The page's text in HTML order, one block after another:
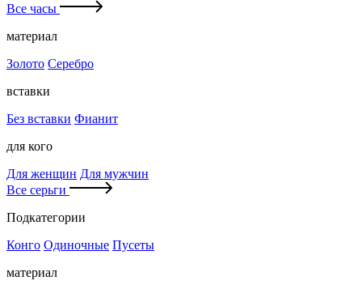
Все часы
материал
Золото Серебро
вставки
Без вставки Фианит
для кого
Для женщин Для мужчин
Все серьги
Подкатегории
Конго Одиночные Пусеты
материал